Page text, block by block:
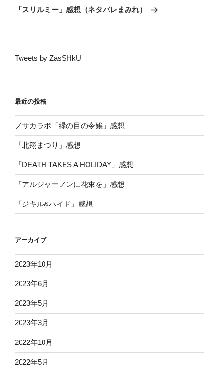
ゲ
ン
の
「スリルミー」感想（ネタバレまみれ）
Tweets by ZasSHkU
最近の投稿
ノサカラボ「緑の目の令嬢」感想
「北翔まつり」感想
「DEATH TAKES A HOLIDAY」感想
「アルジャーノンに花束を」感想
「ジキル&ハイド」感想
アーカイブ
2023年10月
2023年6月
2023年5月
2023年3月
2022年10月
2022年5月